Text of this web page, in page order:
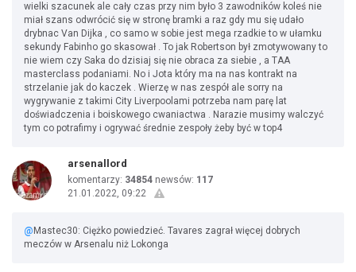
wielki szacunek ale cały czas przy nim było 3 zawodników koleś nie
miał szans odwrócić się w stronę bramki a raz gdy mu się udało
drybnac Van Dijka , co samo w sobie jest mega rzadkie to w ułamku
sekundy Fabinho go skasował . To jak Robertson był zmotywowany to
nie wiem czy Saka do dzisiaj się nie obraca za siebie , a TAA
masterclass podaniami. No i Jota który ma na nas kontrakt na
strzelanie jak do kaczek . Wierzę w nas zespół ale sorry na
wygrywanie z takimi City Liverpoolami potrzeba nam parę lat
doświadczenia i boiskowego cwaniactwa . Narazie musimy walczyć
tym co potrafimy i ogrywać średnie zespoły żeby być w top4
arsenallord
komentarzy: 34854 newsów: 117
21.01.2022, 09:22
@ Mastec30: Ciężko powiedzieć. Tavares zagrał więcej dobrych
meczów w Arsenalu niż Lokonga